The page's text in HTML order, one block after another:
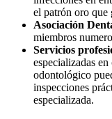
el patrón oro que
Asociación
miembros
Servicios
especializadas
odontológico
inspecciones
especializada.